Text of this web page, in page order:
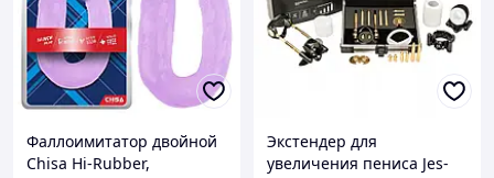
Фаллоимитатор двойной
Chisa Hi-Rubber,
Экстендер для
увеличения пениса Jes-